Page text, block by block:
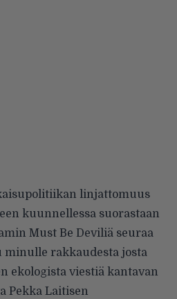
linjattomuus
kuunnellessa suorastaan
Must Be Deviliä seuraa
minulle rakkaudesta josta
ekologista viestiä kantavan
Pekka Laitisen